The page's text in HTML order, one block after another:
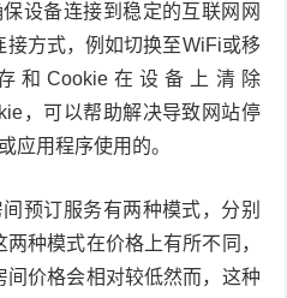
设备连接到稳定的互联网网
方式，例如切换至WiFi或移
和Cookie在设备上清除
，可以帮助解决导致网站停
应用程序使用的。
预订服务有两种模式，分别
种模式在价格上有所不同，
价格会相对较低然而，这种